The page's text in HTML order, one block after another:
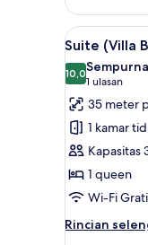
Kamar
Double
(in
Villa
Buildings)
Lihat
semua
foto
untuk
Suite
(Villa
Building)
4
Suite (Villa
10,010,0 dari 10
Sempurna
1 ulasan
(1
ulasan)
35 meter
1 kamar
Kapasitas
1 queen
Wi-Fi
Rincian
Rincian